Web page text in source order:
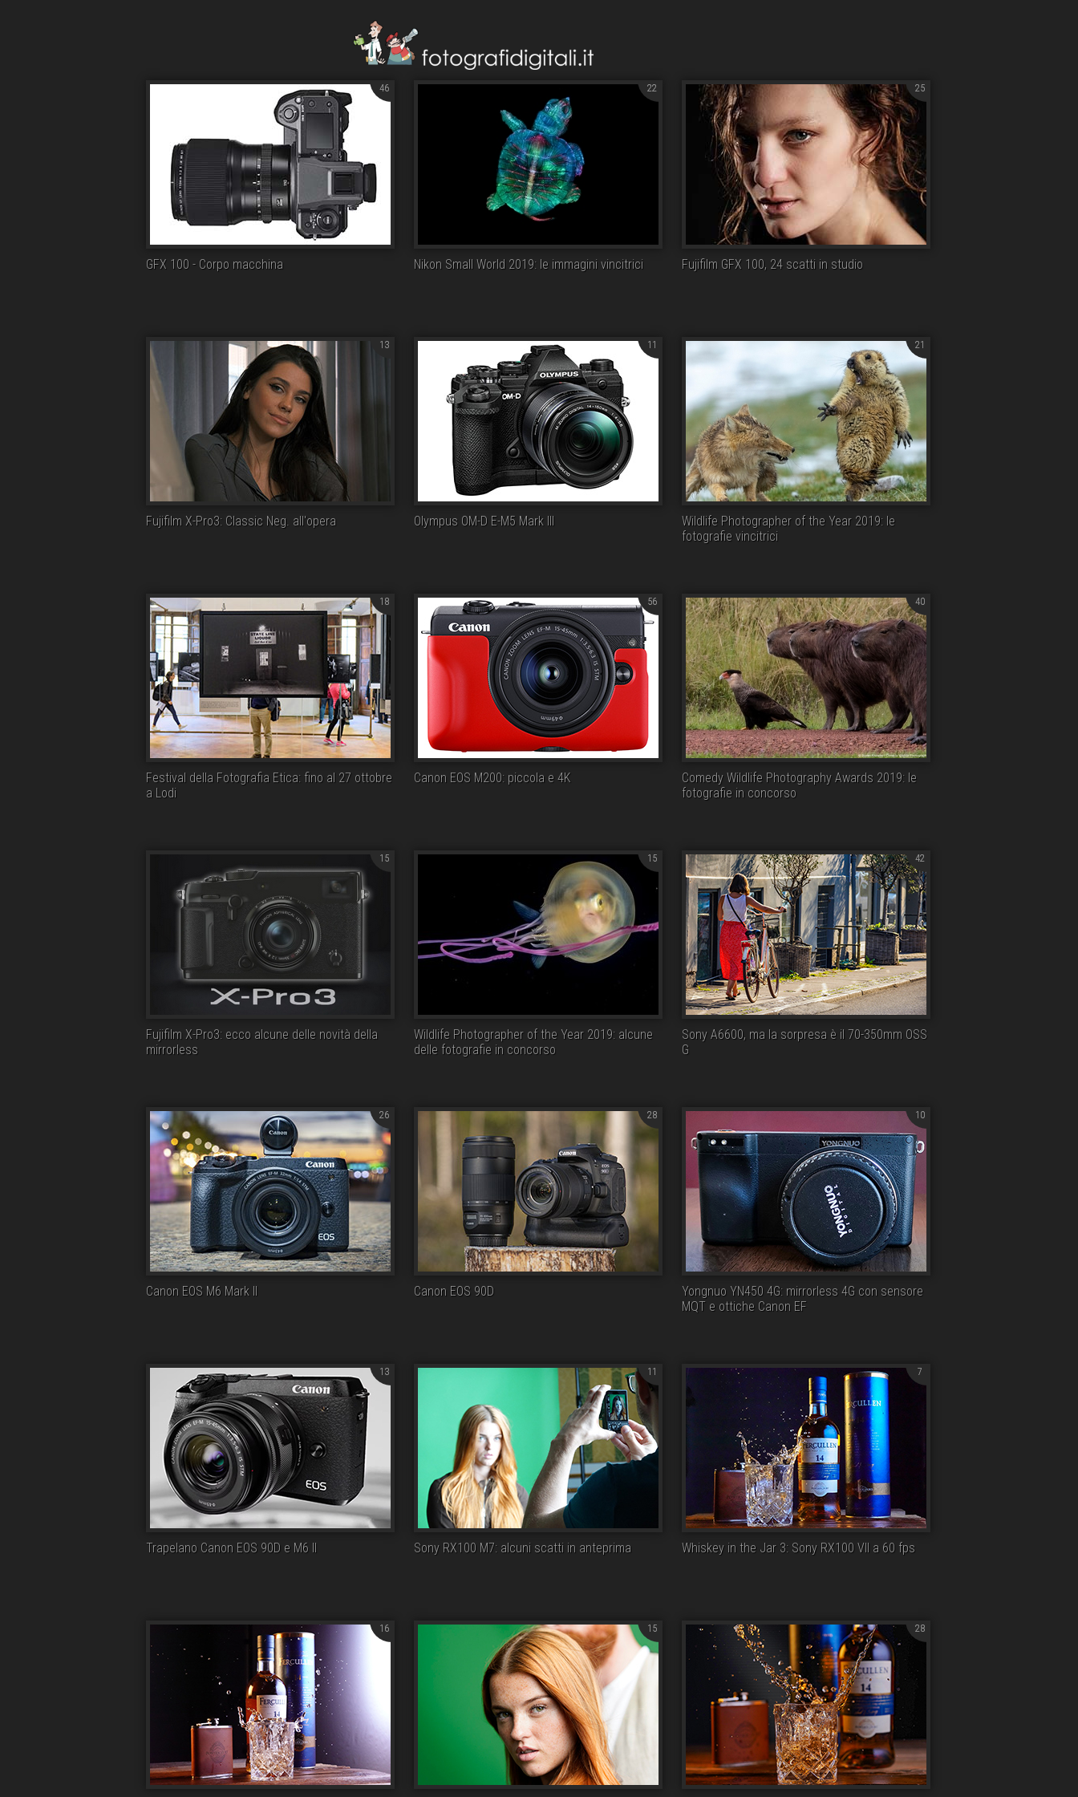
GFX 100 - Corpo macchina
46
Nikon Small World 2019: le immagini vincitrici
22
Fujifilm GFX 100, 24 scatti in studio
25
Fujifilm X-Pro3: Classic Neg. all'opera
13
Olympus OM-D E-M5 Mark III
11
Wildlife Photographer of the Year 2019: le
fotografie vincitrici
21
Festival della Fotografia Etica: fino al 27 ottobre
a Lodi
18
Canon EOS M200: piccola e 4K
56
Comedy Wildlife Photography Awards 2019: le
fotografie in concorso
40
Fujifilm X-Pro3: ecco alcune delle novità della
mirrorless
15
Wildlife Photographer of the Year 2019: alcune
delle fotografie in concorso
15
Sony A6600, ma la sorpresa è il 70-350mm OSS
G
42
Canon EOS M6 Mark II
26
Canon EOS 90D
28
Yongnuo YN450 4G: mirrorless 4G con sensore
MQT e ottiche Canon EF
10
Trapelano Canon EOS 90D e M6 II
13
Sony RX100 M7: alcuni scatti in anteprima
11
Whiskey in the Jar 3: Sony RX100 VII a 60 fps
7
16 15 28